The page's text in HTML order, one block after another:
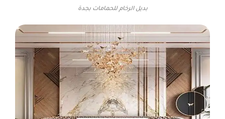
بديل الرخام للحمامات بجدة